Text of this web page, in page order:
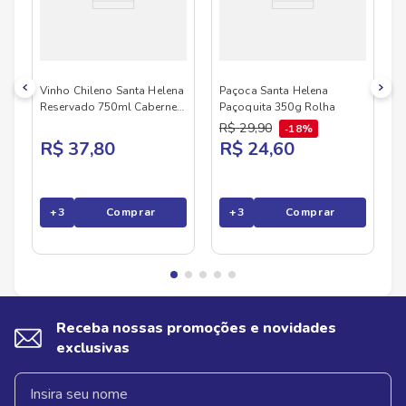
Vinho Chileno Santa Helena
Reservado 750ml Cabernet
R$ 37,80
+3 Comprar
Paçoca Santa Helena
Paçoquita 350g Rolha
R$ 29,90 18%
R$ 24,60
+3 Comprar
Receba nossas promoções e novidades
exclusivas